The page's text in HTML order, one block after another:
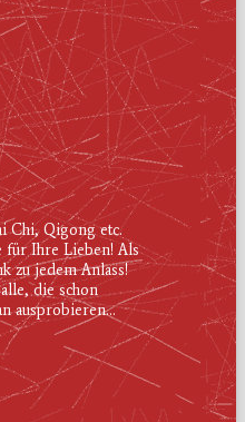
Chi, Qigong etc.
für Ihre Lieben! Als
zu jedem Anlass!
die schon
ausprobieren...